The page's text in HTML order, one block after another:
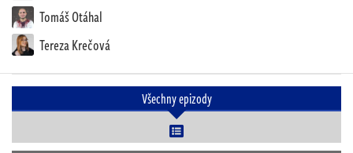
Tomáš Otáhal
Tereza Krečová
Všechny epizody